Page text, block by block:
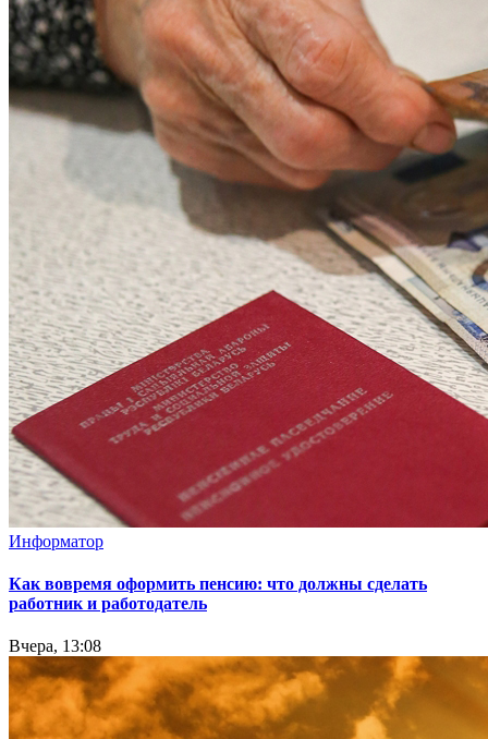
Информатор
Как вовремя оформить пенсию: что должны сделать
работник и работодатель
Вчера, 13:08